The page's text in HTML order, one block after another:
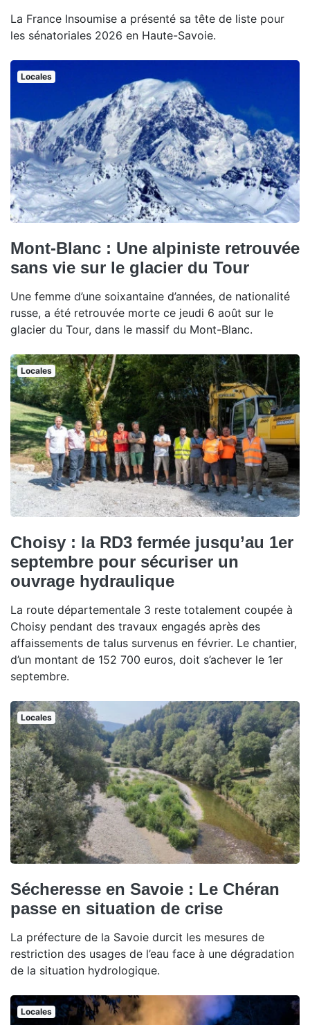
La France Insoumise a présenté sa tête de liste pour
les sénatoriales 2026 en Haute-Savoie.
Locales
Mont-Blanc : Une alpiniste retrouvée
sans vie sur le glacier du Tour
Une femme d’une soixantaine d’années, de nationalité
russe, a été retrouvée morte ce jeudi 6 août sur le
glacier du Tour, dans le massif du Mont-Blanc.
Locales
Choisy : la RD3 fermée jusqu’au 1er
septembre pour sécuriser un
ouvrage hydraulique
La route départementale 3 reste totalement coupée à
Choisy pendant des travaux engagés après des
affaissements de talus survenus en février. Le chantier,
d’un montant de 152 700 euros, doit s’achever le 1er
septembre.
Locales
Sécheresse en Savoie : Le Chéran
passe en situation de crise
La préfecture de la Savoie durcit les mesures de
restriction des usages de l’eau face à une dégradation
de la situation hydrologique.
Locales